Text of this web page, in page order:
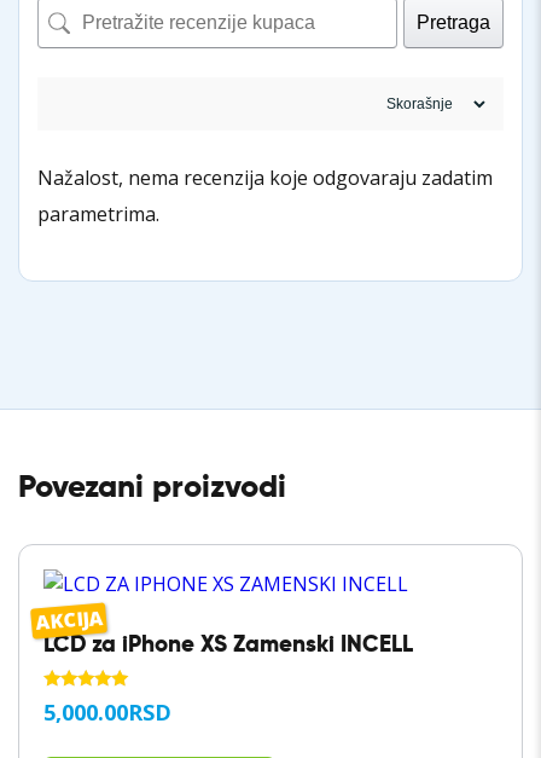
Pretraga
Nažalost, nema recenzija koje odgovaraju zadatim
parametrima.
Povezani proizvodi
AKCIJA
LCD za iPhone XS Zamenski INCELL
OCENJENO
SA
5,000.00RSD